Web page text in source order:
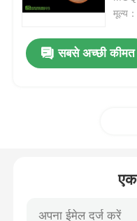
एमएसएम थोक
एमएसएम ग्लूकोसामाइन
MSM संयुक्त पूरक घोड़ों के
मूल्य
सबसे अच्छी कीमत